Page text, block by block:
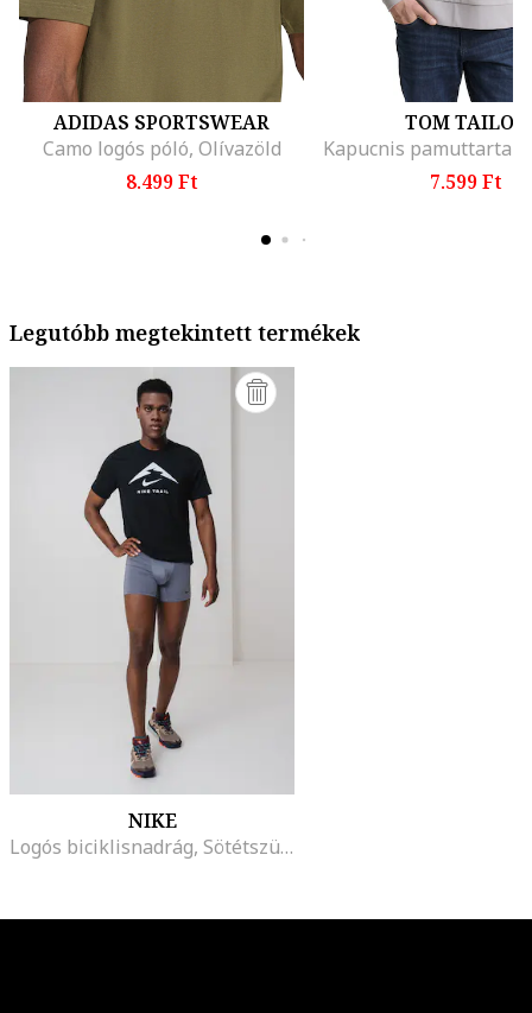
ADIDAS SPORTSWEAR
Camo logós póló, Olívazöld
8.499 Ft
TOM TAILOR
7.599 Ft
Legutóbb megtekintett termékek
NIKE
Logós biciklisnadrág, Sötétszürke